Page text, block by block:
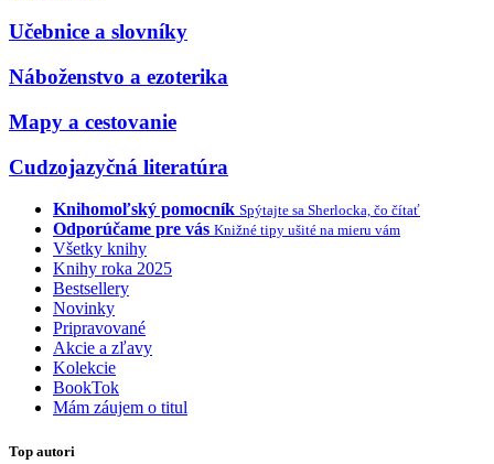
Učebnice a slovníky
Náboženstvo a ezoterika
Mapy a cestovanie
Cudzojazyčná literatúra
Knihomoľský pomocník Spýtajte sa Sherlocka, čo čítať
Odporúčame pre vás Knižné tipy ušité na mieru vám
Všetky knihy
Knihy roka 2025
Bestsellery
Novinky
Pripravované
Akcie a zľavy
Kolekcie
BookTok
Mám záujem o titul
Top autori